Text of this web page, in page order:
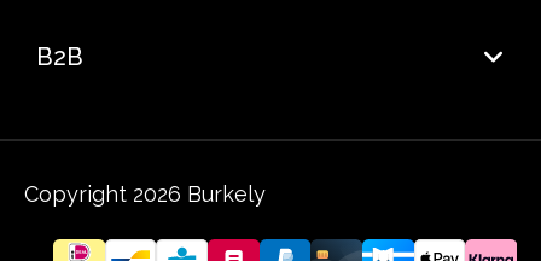
B2B
Copyright 2026 Burkely